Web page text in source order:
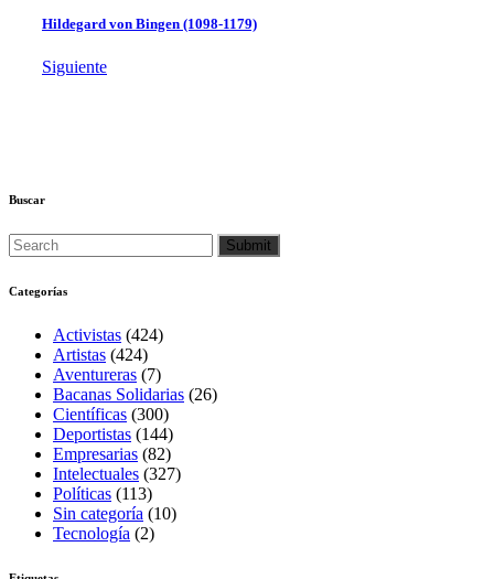
Hildegard von Bingen (1098-1179)
Siguiente
Buscar
Categorías
Activistas (424)
Artistas (424)
Aventureras (7)
Bacanas Solidarias (26)
Científicas (300)
Deportistas (144)
Empresarias (82)
Intelectuales (327)
Políticas (113)
Sin categoría (10)
Tecnología (2)